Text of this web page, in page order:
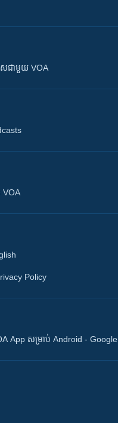
ស​​ជាមួយ VOA
VOA
Policy
App សម្រាប់ Android - Google